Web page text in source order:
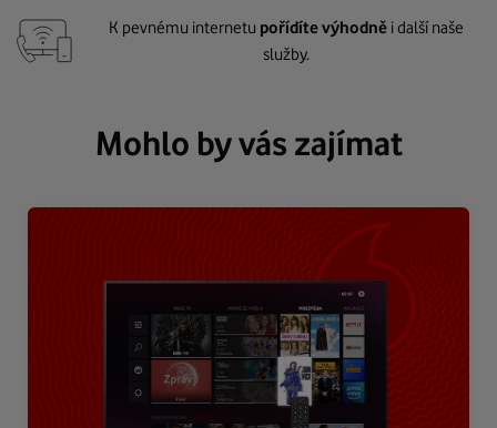
K pevnému internetu pořídíte výhodně i další naše
služby.
Mohlo by vás zajímat